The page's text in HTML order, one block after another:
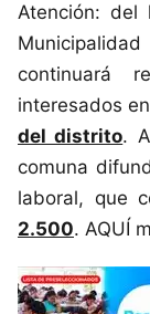
Atención:
continuará
interesados
del distrito.
comuna
laboral, que
2.500. AQUÍ